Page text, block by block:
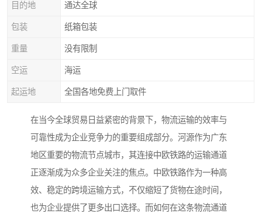
目的地 通达全球
包装 纸箱包装
重量 没有限制
空运 海运
起运地 全国各地免费上门取件
在当今全球贸易日益紧密的背景下，物流运输的效率与
可靠性成为企业竞争力的重要组成部分。河源作为广东
地区重要的物流节点城市，其连接中欧铁路的运输通道
正逐渐成为众多企业关注的焦点。中欧铁路作为一种高
效、稳定的跨境运输方式，不仅缩短了货物在途时间，
也为企业提供了更多出口选择。而如何在这条物流通道